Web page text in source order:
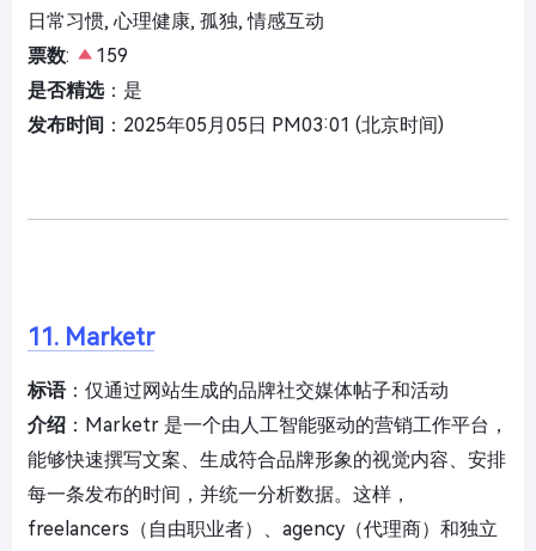
日常习惯, 心理健康, 孤独, 情感互动
票数:
159
是否精选：是
发布时间 ：2025年05月05日 PM03:01 (北京时间)
11. Marketr
标语：仅通过网站生成的品牌社交媒体帖子和活动
介绍 ：Marketr 是一个由人工智能驱动的营销工作平台，
能够快速撰写文案、生成符合品牌形象的视觉内容、安排
每一条发布的时间，并统一分析数据。这样，
freelancers（自由职业者）、agency（代理商）和独立